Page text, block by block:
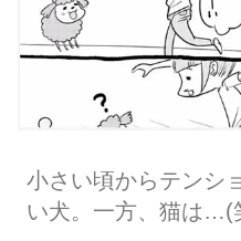
小さい頃からテンシ
い犬。一方、猫は…(